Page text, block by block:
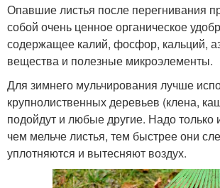
Опавшие листья после перегнивания
собой очень ценное органическое
содержащее калий, фосфор, кальций,
вещества и полезные микроэлементы.
Для зимнего мульчирования лучше
крупнолиственных деревьев (клена,
подойдут и любые другие. Надо только
чем мельче листья, тем быстрее они
уплотняются и вытесняют воздух.